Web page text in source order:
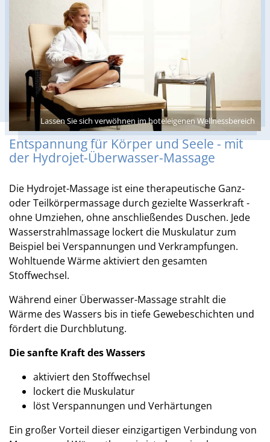
Lassen Sie sich verwöhnen im hoteleigenen Wellnessbereich
Entspannung für Körper und Seele - mit
der Hydrojet-Überwasser-Massage
Die Hydrojet-Massage ist eine therapeutische Ganz-
oder Teilkörpermassage durch gezielte Wasserkraft -
ohne Umziehen, ohne anschließendes Duschen. Jede
Wasserstrahlmassage lockert die Muskulatur zum
Beispiel bei Verspannungen und Verkrampfungen.
Wohltuende Wärme aktiviert den gesamten
Stoffwechsel.
Während einer Überwasser-Massage strahlt die
Wärme des Wassers bis in tiefe Gewebeschichten und
fördert die Durchblutung.
Die sanfte Kraft des Wassers
aktiviert den Stoffwechsel
lockert die Muskulatur
löst Verspannungen und Verhärtungen
Ein großer Vorteil dieser einzigartigen Verbindung von